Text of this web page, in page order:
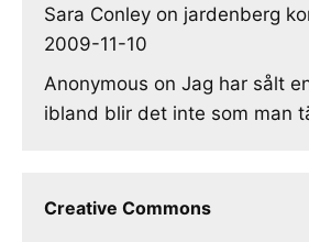
Sara Conley on jardenberg
2009-11-10
Anonymous on Jag har sålt
ibland blir det inte som man
Creative Commons